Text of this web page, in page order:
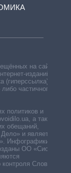
на сайте,
изданий —
(гиперссылка)
частичного
политиков и
а также
обещаний,
и является
Инфографики,
ОО «Система
Слово и